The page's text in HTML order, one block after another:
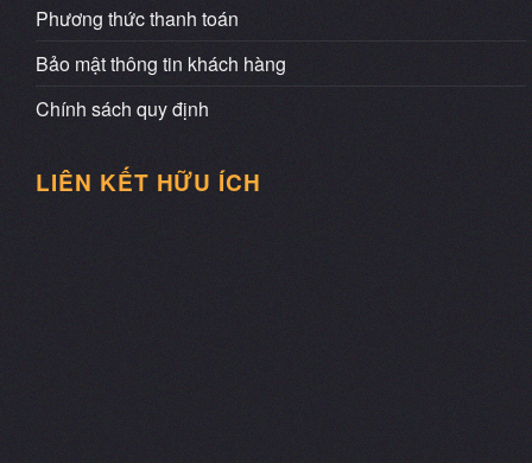
Phương thức thanh toán
Bảo mật thông tin khách hàng
Chính sách quy định
LIÊN KẾT HỮU ÍCH